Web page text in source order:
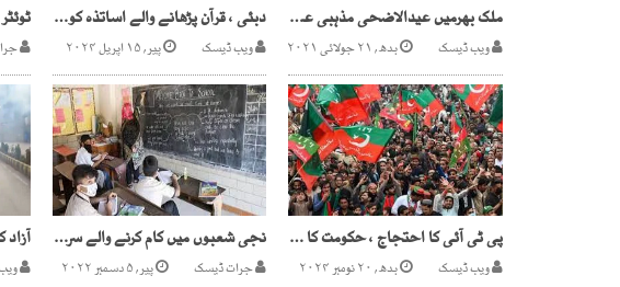
ملک بھرمیں عیدالاضحی مذہبی عقیدت کے ساتھ منائی جارہی ہے
ویب ڈیسک بدھ, ۲۱ جولائی ۲۰۲۱
دبئی ، قرآن پڑھانے والے اساتذہ کو واضح انتباہ
ویب ڈیسک پیر, ۱۵ اپریل ۲۰۲۴
پی ٹی آئی کا احتجاج ، حکومت کا سخت اقدامات اُٹھانے کا فیصلہ
ویب ڈیسک بدھ, ۲۰ نومبر ۲۰۲۴
نجی شعبوں میں کام کرنے والے سرکاری اساتذہ معطل
جرات ڈیسک پیر, ۵ دسمبر ۲۰۲۲